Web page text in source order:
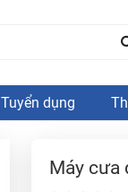
Tuyển dụng
Máy cưa